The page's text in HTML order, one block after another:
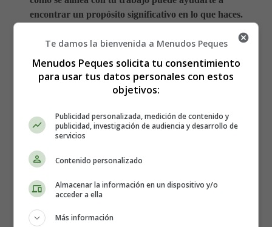
encontrar un propósito significativo en lo que haces.
Establece metas claras y realistas
Una vez que hayas identificado tus metas y valores, es
fundamental establecer metas claras y realistas.
asegúrate de que sean medibles y alcanzables.
Establecer metas te brindará un sentido de dirección y te
motivará a medida que avances hacia su consecución.
Busca nuevas oportunidades y retos
La falta de motivación en el trabajo puede ser el resultado
Te damos la bienvenida a Menudos Peques
Menudos Peques solicita tu consentimiento
para usar tus datos personales con estos
objetivos:
Publicidad personalizada, medición de contenido y
publicidad, investigación de audiencia y desarrollo de
servicios
Contenido personalizado
Almacenar la información en un dispositivo y/o
acceder a ella
Más información